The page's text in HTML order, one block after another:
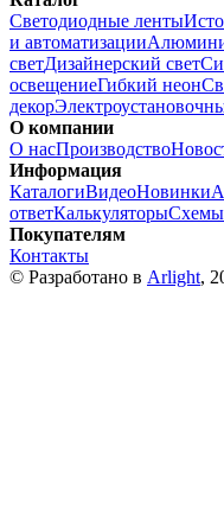
Светодиодные ленты
и автоматизации
светДизайнерский свет
освещениеГибкий неон
декор
О компании
О насПроизводство
Информация
КаталогиВидеоНовинки
ответКалькуляторы
Покупателям
Контакты
© Разработано в Arlight,